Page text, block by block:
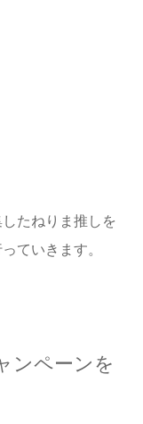
たねりま推しを
ていきます。
ンペーンを